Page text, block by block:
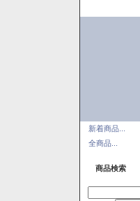
新着商品...
全商品...
商品検索